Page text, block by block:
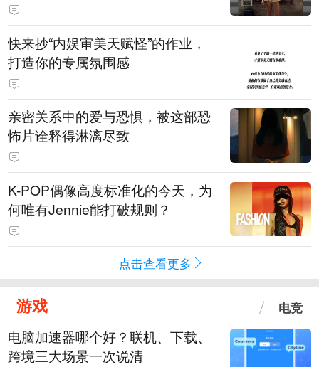
快来抄“内娱审美天赋怪”的作业，
打造你的专属氛围感
亲密关系中的爱与恐惧，被这部恐
怖片诠释得淋漓尽致
K-POP偶像高度标准化的今天，为
何唯有Jennie能打破规则？
点击查看更多
游戏 电竞
电脑加速器哪个好？联机、下载、
跨境三大场景一次说清